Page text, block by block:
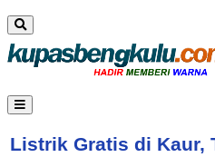
Listrik Gratis di Kaur,